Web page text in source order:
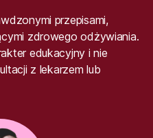
przepisami,
zdrowego odżywiania.
edukacyjny i nie
z lekarzem lub